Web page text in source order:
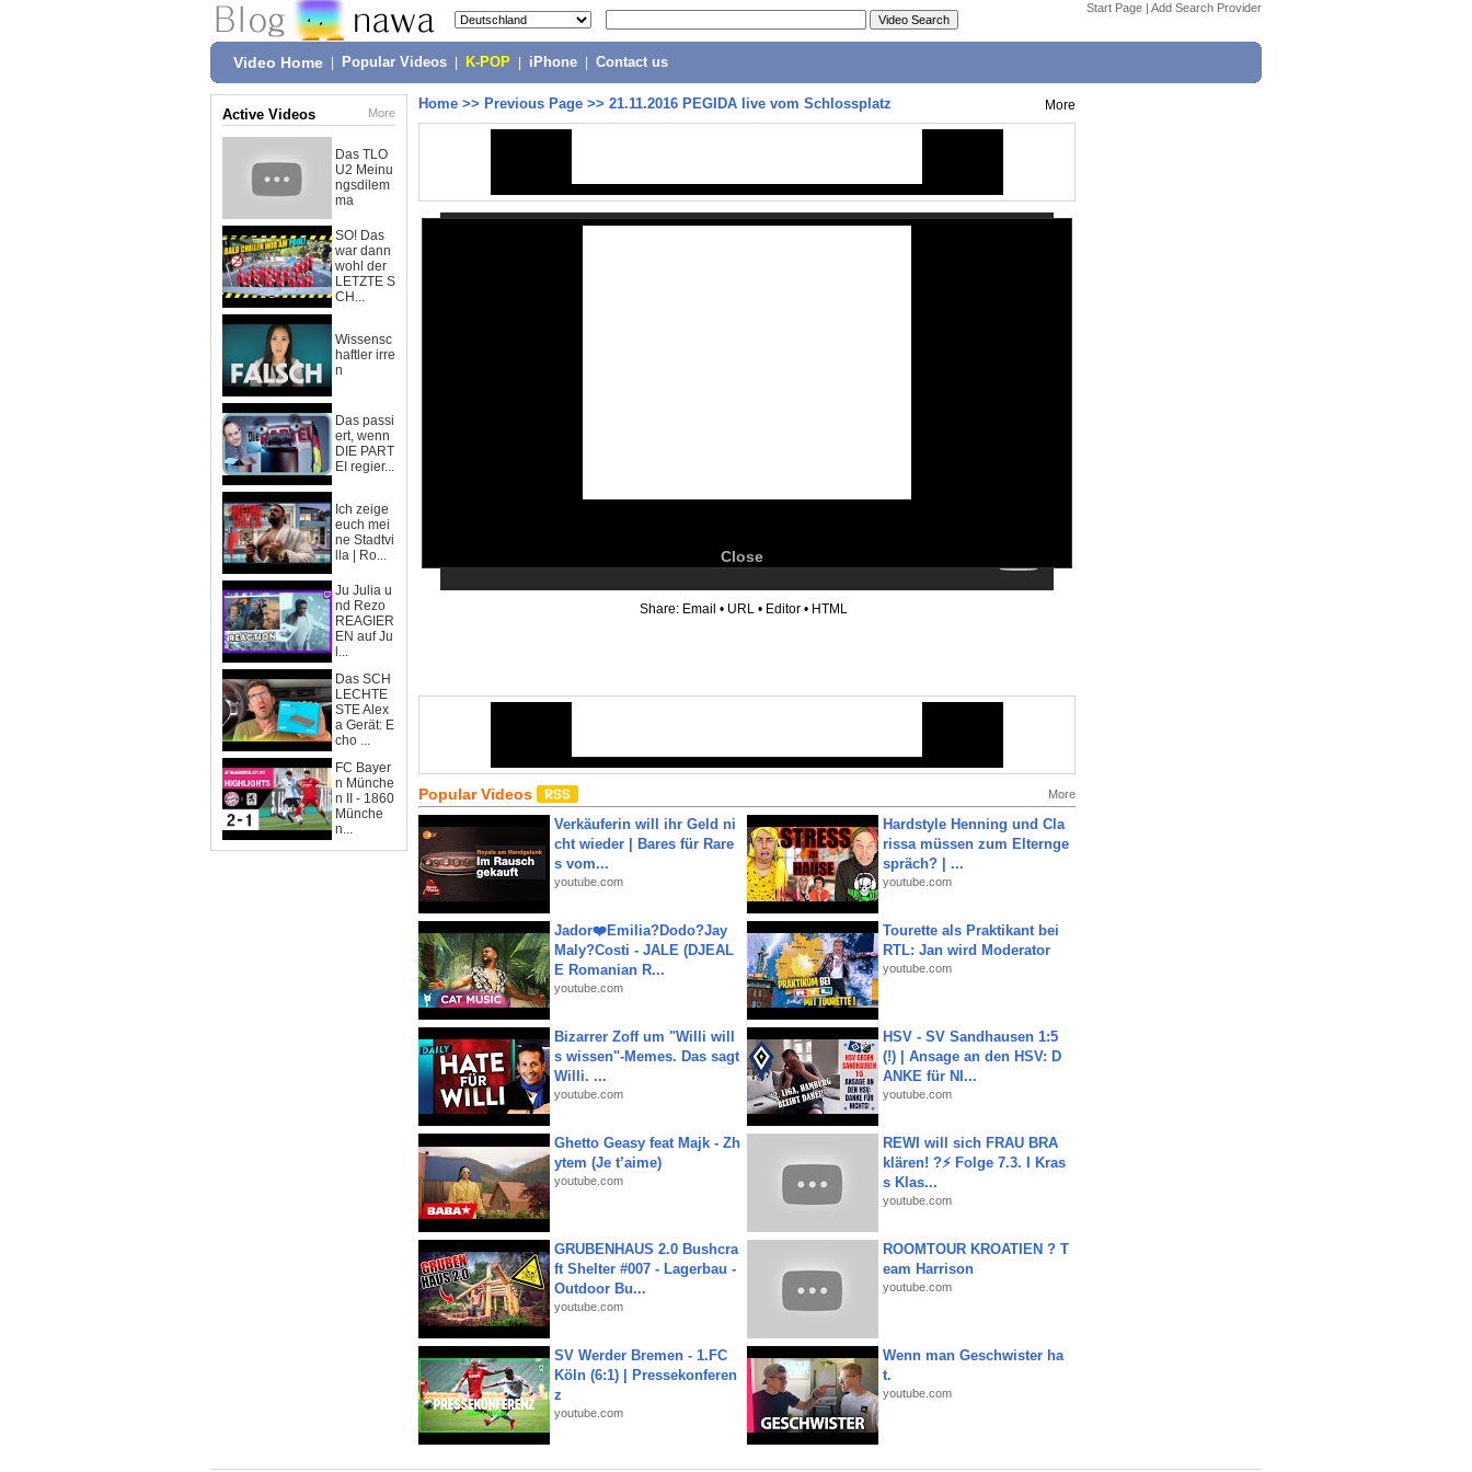
Start Page | Add Search Provider
Video Home Popular Videos K-POP iPhone Contact us
Active Videos More
Das TLO
U2 Meinu
ngsdilem
ma
SO! Das
war dann
wohl der
LETZTE S
CH...
Wissensc
haftler irre
n
Das passi
ert, wenn
DIE PART
EI regier...
Ich zeige
euch mei
ne Stadtvi
lla | Ro...
Ju Julia u
nd Rezo
REAGIER
EN auf Ju
l...
Das SCH
LECHTE
STE Alex
a Gerät: E
cho ...
FC Bayer
n Münche
n II - 1860
Münche
n...
Home >> Previous Page >> 21.11.2016 PEGIDA live vom Schlossplatz More
Close
Share: Email • URL • Editor • HTML
Popular Videos More
Verkäuferin will ihr Geld ni
cht wieder | Bares für Rare
s vom...
youtube.com
Hardstyle Henning und Cla
rissa müssen zum Elternge
spräch? | ...
youtube.com
Jador❤️Emilia?Dodo?Jay
Maly?Costi - JALE (DJEAL
E Romanian R...
youtube.com
Tourette als Praktikant bei
RTL: Jan wird Moderator
youtube.com
Bizarrer Zoff um "Willi will
s wissen"-Memes. Das sagt
Willi. ...
youtube.com
HSV - SV Sandhausen 1:5
(!) | Ansage an den HSV: D
ANKE für NI...
youtube.com
Ghetto Geasy feat Majk - Zh
ytem (Je t’aime)
youtube.com
REWI will sich FRAU BRA
klären! ?⚡️ Folge 7.3. I Kras
s Klas...
youtube.com
GRUBENHAUS 2.0 Bushcra
ft Shelter #007 - Lagerbau -
Outdoor Bu...
youtube.com
ROOMTOUR KROATIEN ? T
eam Harrison
youtube.com
SV Werder Bremen - 1.FC
Köln (6:1) | Pressekonferen
z
youtube.com
Wenn man Geschwister ha
t.
youtube.com